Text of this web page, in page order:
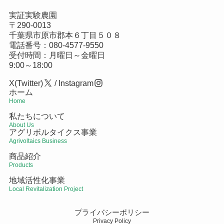
実証実験農園
〒290-0013
千葉県市原市郡本６丁目５０８
電話番号： 080-4577-9550
受付時間：月曜日～金曜日
9:00～18:00
X(Twitter) / Instagram
ホーム
Home
私たちについて
About Us
アグリボルタイクス事業
Agrivoltaics Business
商品紹介
Products
地域活性化事業
Local Revitalization Project
プライバシーポリシー
Privacy Policy